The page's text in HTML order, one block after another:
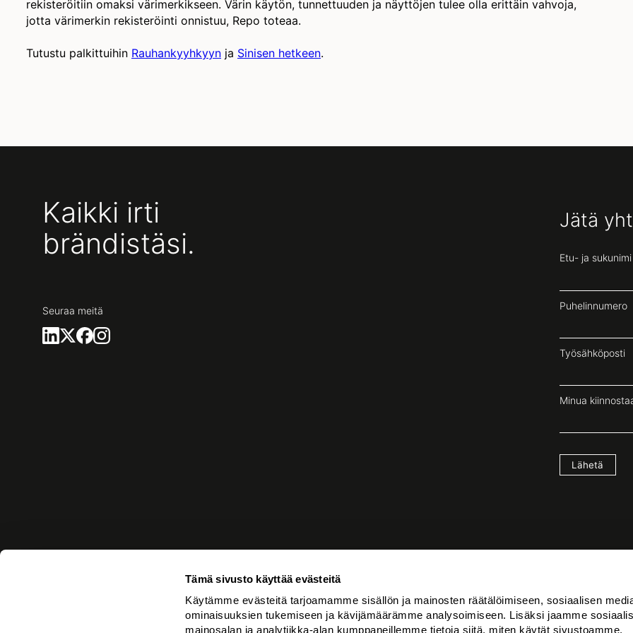
Tämä sivusto käyttää evästeitä
Käytämme evästeitä tarjoamamme sisällön ja mainosten räätälöimiseen, sosiaalisen
ominaisuuksien tukemiseen ja kävijämäärämme analysoimiseen. Lisäksi jaamme
mainosalan ja analytiikka-alan kumppaneillemme tietoja siitä, miten käytät sivustoamme.
rekisteröitiin omaksi värimerkikseen. Värin käytön, tunnettuuden ja näyttöjen tulee olla erittäin vahvoja,
jotta värimerkin rekisteröinti onnistuu, Repo toteaa.
Tutustu palkittuihin Rauhankyyhkyyn ja Sinisen hetkeen.
Kaikki irti
brändistäsi.
Seuraa meitä
Jätä
Etu- ja sukunimi
Puhelinnumero
Työsähköposti
Minua
Lähetä
Services
Culture
Network
Blog & News
Tilaa